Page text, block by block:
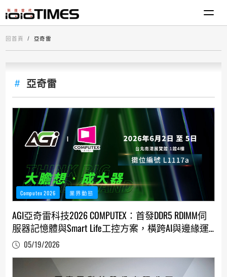
回首頁 亞奇雷
亞奇雷
Computex 2026 業界動態
AGI亞奇雷科技2026 COMPUTEX：首發DDR5 RDIMM伺
服器記憶體與Smart Life工控方案，橫跨AI與邊緣運
算市場
05/19/2026